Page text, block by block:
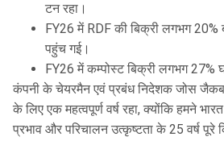
टन रहा।
FY26 में RDF की बिक्री लगभग
पहुंच गई।
FY26 में कम्पोस्ट बिक्री लगभग 27%
कंपनी के चेयरमैन एवं प्रबंध निदेशक जोस जैकब
के लिए एक महत्वपूर्ण वर्ष रहा, क्योंकि हमने
प्रभाव और परिचालन उत्कृष्टता के 25 वर्ष